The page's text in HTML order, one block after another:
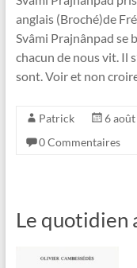
anglais (Broché)de
Svâmi Prajnânpad se
chacun de nous vit. Il
sont. Voir et non
Patrick 6
0 Commentaires
Le quotidien